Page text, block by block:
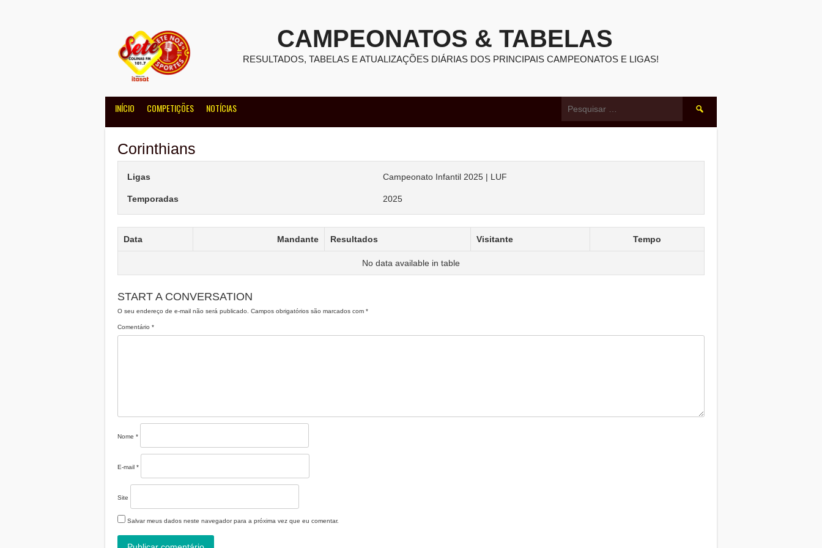
CAMPEONATOS & TABELAS
RESULTADOS, TABELAS E ATUALIZAÇÕES DIÁRIAS DOS PRINCIPAIS CAMPEONATOS E LIGAS!
INÍCIO COMPETIÇÕES NOTÍCIAS
por:
Corinthians
Ligas Campeonato Infantil 2025 | LUF
Temporadas 2025
Data Mandante Resultados Visitante Tempo
No data available in table
START A CONVERSATION
O seu endereço de e-mail não será publicado. Campos obrigatórios são marcados com *
Comentário *
Nome *
E-mail *
Site
Salvar meus dados neste navegador para a próxima vez que eu comentar.